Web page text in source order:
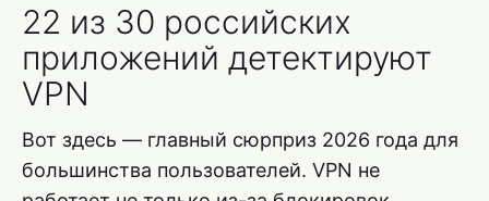
22 из 30 российских
приложений детектируют
VPN
Вот здесь — главный сюрприз 2026 года для
большинства пользователей. VPN не